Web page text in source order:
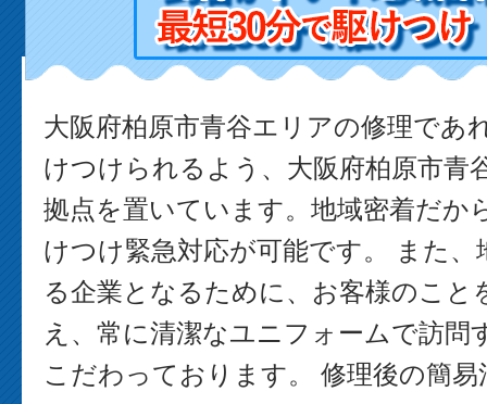
大阪府柏原市青谷エリアの修理であ
けつけられるよう、大阪府柏原市青
拠点を置いています。地域密着だか
けつけ緊急対応が可能です。 また、
る企業となるために、お客様のこと
え、常に清潔なユニフォームで訪問
こだわっております。 修理後の簡